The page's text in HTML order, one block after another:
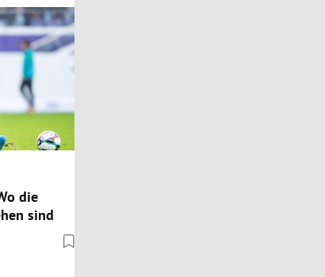
die
sind